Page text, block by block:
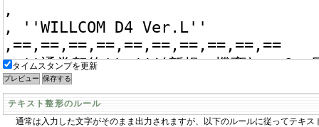
タイムスタンプを更新
テキスト整形のルール
通常は入力した文字がそのまま出力されますが、以下のルールに従ってテキス